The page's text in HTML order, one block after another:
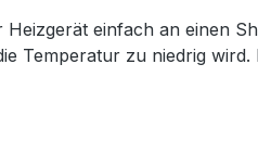
einfach an einen
Temperatur zu niedrig